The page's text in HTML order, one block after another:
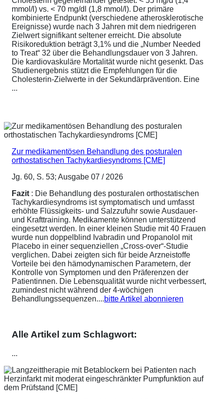
mmol/l) vs. < 70 mg/dl (1,8 mmol/l). Der primäre
kombinierte Endpunkt (verschiedene atherosklerotische
Ereignisse) wurde nach 3 Jahren mit dem niedrigeren
Zielwert signifikant seltener erreicht. Die absolute
Risikoreduktion beträgt 3,1% und die „Number Needed
to Treat“ 32 über die Behandlungsdauer von 3 Jahren.
Die kardiovaskuläre Mortalität wurde nicht gesenkt. Das
Studienergebnis stützt die Empfehlungen für die
Cholesterin-Zielwerte in der Sekundärprävention. Eine
...
Zur medikamentösen Behandlung des posturalen
orthostatischen Tachykardiesyndroms [CME]
Jg. 60, S. 53; Ausgabe 07 / 2026
Fazit : Die Behandlung des posturalen orthostatischen
Tachykardiesyndroms ist symptomatisch und umfasst
erhöhte Flüssigkeits- und Salzzufuhr sowie Ausdauer-
und Krafttraining. Medikamente können unterstützend
eingesetzt werden. In einer kleinen Studie mit 40 Frauen
wurde nun doppelblind Ivabradin und Propanolol mit
Placebo in einer sequenziellen „Cross-over“-Studie
verglichen. Dabei zeigten sich für beide Arzneistoffe
Vorteile bei den hämodynamischen Parametern, der
Kontrolle von Symptomen und den Präferenzen der
Patientinnen. Die Lebensqualität wurde nicht verbessert,
zumindest nicht während der 4-wöchigen
Behandlungssequenzen....bitte Artikel abonnieren
Alle Artikel zum Schlagwort:
...